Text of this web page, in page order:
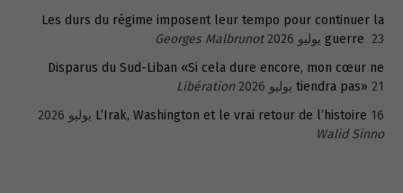
Les durs du régime imposent leur tempo pour continuer la
guerre 23 يوليو 2026
Georges Malbrunot
Disparus du Sud-Liban «Si cela dure encore, mon cœur ne
tiendra pas» 21 يوليو 2026
Libération
L’Irak, Washington et le vrai retour de l’histoire 16 يوليو 2026
Walid Sinno